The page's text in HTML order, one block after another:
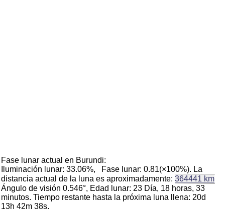
Fase lunar actual en Burundi:
Iluminación lunar: 33.06%, Fase lunar: 0.81(×100%). La
distancia actual de la luna es aproximadamente: 364441 km
Ángulo de visión 0.546°, Edad lunar: 23 Día, 18 horas, 33
minutos. Tiempo restante hasta la próxima luna llena: 20d
13h 42m 38s.